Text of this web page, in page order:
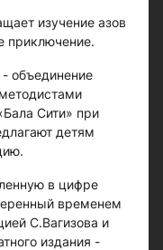
изучение азов
приключение.
- объединение
Сити» при
детям
в цифре
временем
С.Вагизова и
издания -